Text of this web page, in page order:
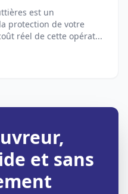
est un
protection de votre
réel de cette opérat...
et sans